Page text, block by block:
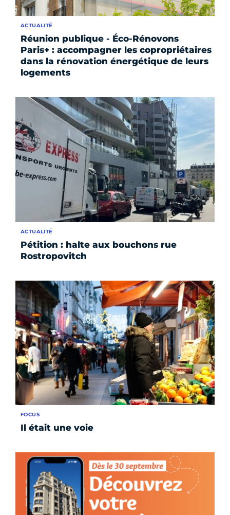
Réunion publique - Éco-Rénovons
Paris+ : accompagner les copropriétaires
dans la rénovation énergétique de leurs
logements
ACTUALITÉ
Pétition : halte aux bouchons rue
Rostropovitch
ACTUALITÉ
Il était une voie
FOCUS